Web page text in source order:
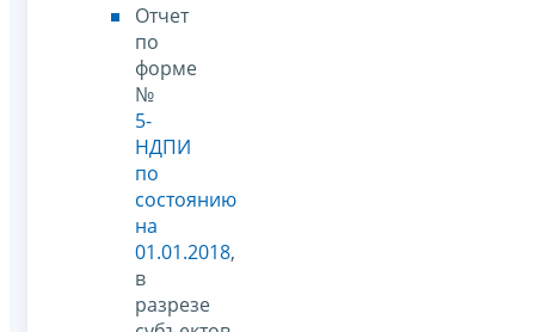
Отчет
по
форме
№
5-
НДПИ
по
состоянию
на
01.01.2018,
в
разрезе